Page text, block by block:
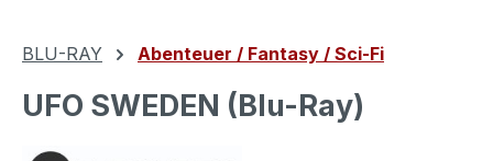
BLU-RAY Abenteuer / Fantasy / Sci-Fi
UFO SWEDEN (Blu-Ray)